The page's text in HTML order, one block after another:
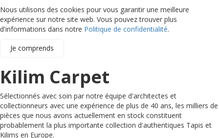
Nous utilisons des cookies pour vous garantir une meilleure
expérience sur notre site web. Vous pouvez trouver plus
d'informations dans notre Politique de confidentialité.
Je comprends
Kilim Carpet
Sélectionnés avec soin par notre équipe d'architectes et
collectionneurs avec une expérience de plus de 40 ans, les milliers de
pièces que nous avons actuellement en stock constituent
probablement la plus importante collection d'authentiques Tapis et
Kilims en Europe.